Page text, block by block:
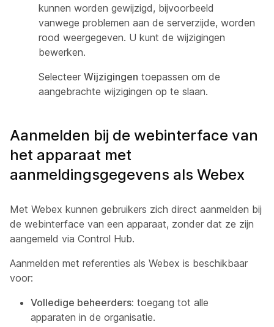
kunnen worden gewijzigd, bijvoorbeeld
vanwege problemen aan de serverzijde, worden
rood weergegeven. U kunt de wijzigingen
bewerken.
Selecteer Wijzigingen toepassen om de
aangebrachte wijzigingen op te slaan.
Aanmelden bij de webinterface van
het apparaat met
aanmeldingsgegevens als Webex
Met Webex kunnen gebruikers zich direct aanmelden bij
de webinterface van een apparaat, zonder dat ze zijn
aangemeld via Control Hub.
Aanmelden met referenties als Webex is beschikbaar
voor:
Volledige beheerders: toegang tot alle
apparaten in de organisatie.